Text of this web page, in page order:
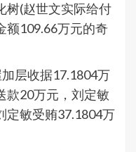
树(赵世文实际给付
额109.66万元的奇
层收据17.1804万
款20万元，刘定敏
定敏受贿37.1804万